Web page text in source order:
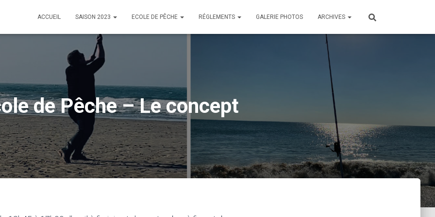
ACCUEIL SAISON 2023 ECOLE DE PÊCHE RÉGLEMENTS GALERIE PHOTOS ARCHIVES
de Pêche – Le concept